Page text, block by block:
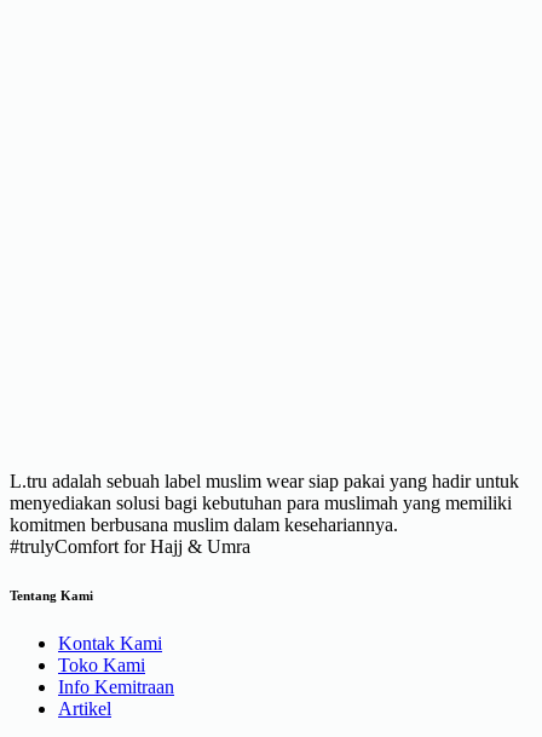
L.tru adalah sebuah label muslim wear siap pakai yang hadir untuk
menyediakan solusi bagi kebutuhan para muslimah yang memiliki
komitmen berbusana muslim dalam kesehariannya.
#trulyComfort for Hajj & Umra
Tentang Kami
Kontak Kami
Toko Kami
Info Kemitraan
Artikel